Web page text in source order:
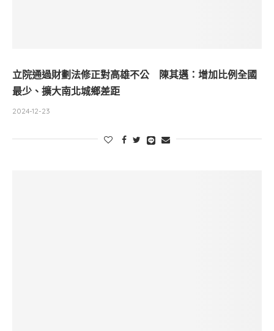
立院通過財劃法修正對高雄不公 陳其邁：增加比例全國
最少、擴大南北城鄉差距
2024-12-23